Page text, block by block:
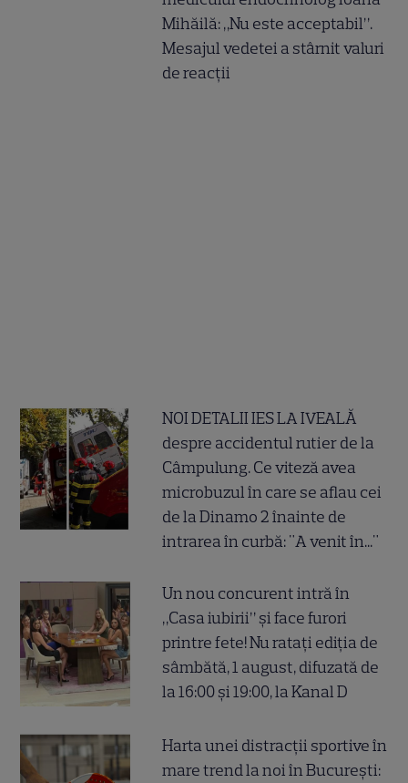
Mihăilă: „Nu este acceptabil”.
Mesajul vedetei a stârnit valuri
de reacții
NOI DETALII IES LA IVEALĂ
despre accidentul rutier de la
Câmpulung. Ce viteză avea
microbuzul în care se aflau cei
de la Dinamo 2 înainte de
intrarea în curbă: "A venit în..."
Un nou concurent intră în
„Casa iubirii” și face furori
printre fete! Nu ratați ediția de
sâmbătă, 1 august, difuzată de
la 16:00 și 19:00, la Kanal D
Harta unei distracții sportive în
mare trend la noi în București: